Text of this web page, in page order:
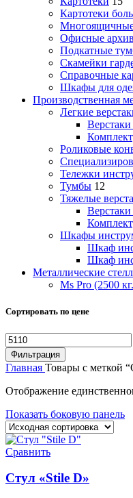
Картотеки
Офисные
Подкатные
Скамейки
Справочные
Шкафы для
Производственная
Легкие
Роликовые
Тележки
Тумбы 12
Тяжелые
Шкафы
Шкаф
Шкаф
Металлические
Ms Pro (2500
Сортировать по цене
Минимальная
цена
Фильтрация
Главная Товары с меткой
Отображение
Показать боковую панель
Сравнить
Стул «Stile D»